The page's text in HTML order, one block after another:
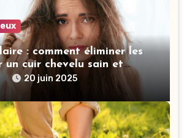
: comment éliminer les
un cuir chevelu sain et
20 juin 2025